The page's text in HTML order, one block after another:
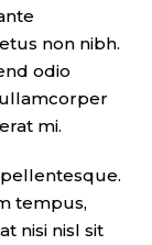
non nibh.
odio
mi.
tempus,
nisi nisl sit